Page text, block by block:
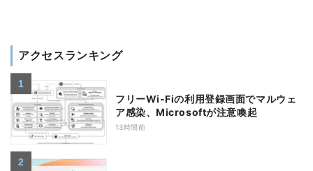
アクセスランキング
フリーWi-Fiの利用登録画面でマルウェ
ア感染、Microsoftが注意喚起
13時間前